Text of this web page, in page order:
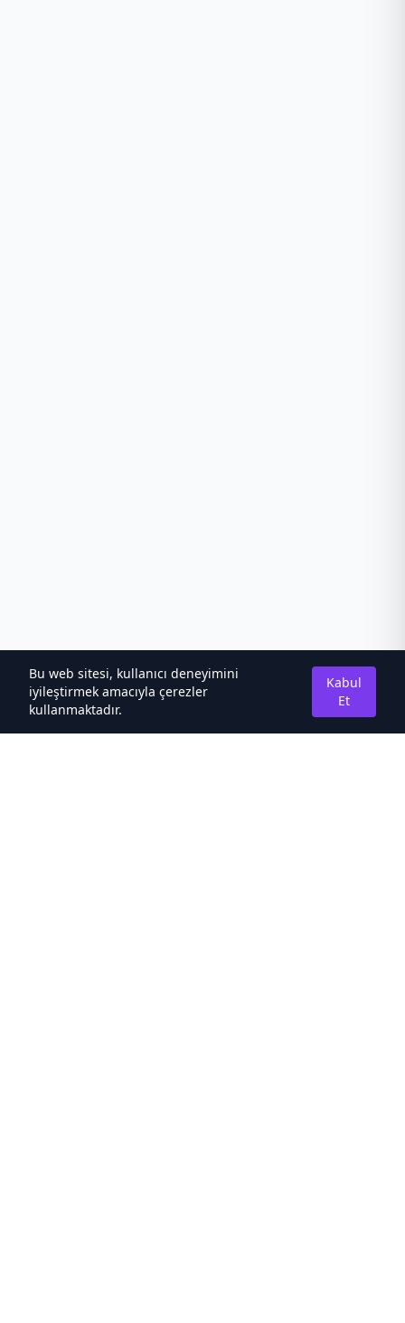
Bu web sitesi, kullanıcı deneyimini
iyileştirmek amacıyla çerezler
kullanmaktadır.
Kabul
Et